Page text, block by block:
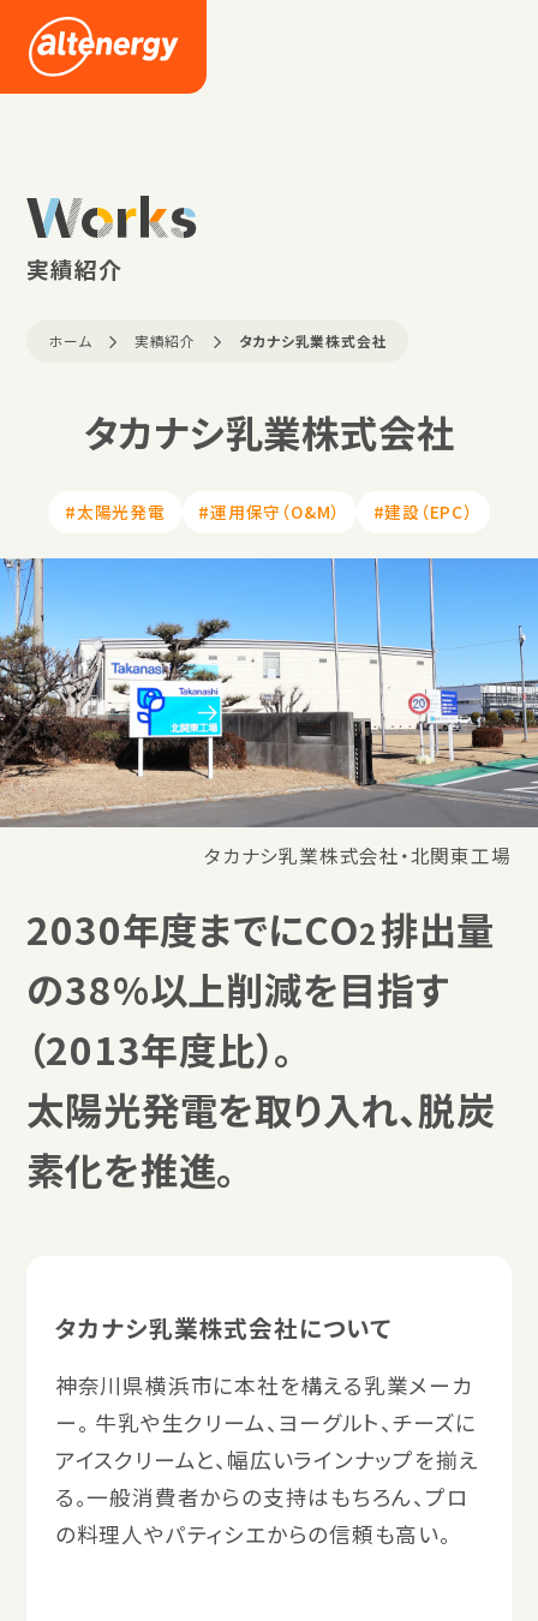
情報
ース
Works
実績紹介
ホーム 実績紹介 タカナシ乳業株式会社
タカナシ乳業株式会社
#太陽光発電 #運用保守（O&M） #建設（EPC）
タカナシ乳業株式会社・北関東工場
2030年度までにCO2排出量
の38%以上削減を目指す
（2013年度比）。
太陽光発電を取り入れ、脱炭
素化を推進。
タカナシ乳業株式会社について
神奈川県横浜市に本社を構える乳業メーカ
ー。 牛乳や生クリーム、ヨーグルト、チーズに
アイスクリームと、幅広いラインナップを揃え
る。一般消費者からの支持はもちろん、プロ
の料理人やパティシエからの信頼も高い。